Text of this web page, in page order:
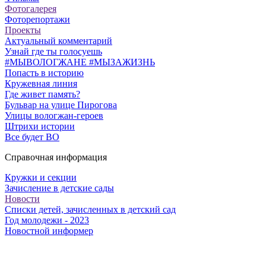
Фотогалерея
Фоторепортажи
Проекты
Актуальный комментарий
Узнай где ты голосуешь
#МЫВОЛОГЖАНЕ #МЫЗАЖИЗНЬ
Попасть в историю
Кружевная линия
Где живет память?
Бульвар на улице Пирогова
Улицы вологжан-героев
Штрихи истории
Все будет ВО
Справочная информация
Кружки и секции
Зачисление в детские сады
Новости
Списки детей, зачисленных в детский сад
Год молодежи - 2023
Новостной информер